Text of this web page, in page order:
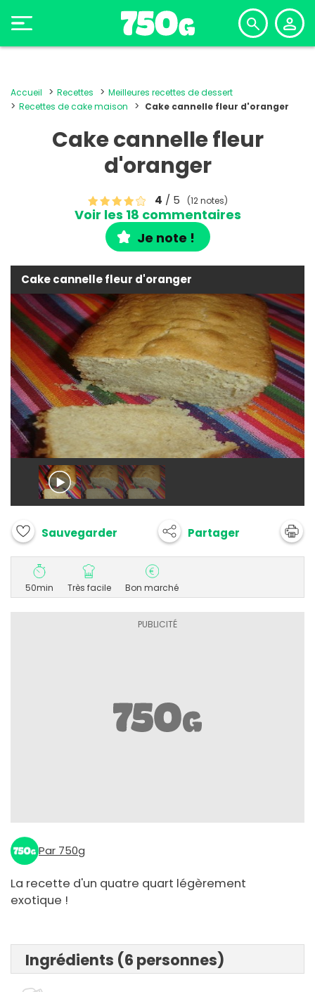
Accueil Recettes
Meilleures recettes de dessert
Recettes de cake maison
Cake cannelle fleur d'oranger
Cake cannelle fleur
d'oranger
4 / 5 (12 notes)
Voir les 18 commentaires
Je note !
Cake cannelle fleur d'oranger
Sauvegarder Partager
50min Très facile Bon marché
Par 750g
La recette d'un quatre quart légèrement
exotique !
Ingrédients (6 personnes)